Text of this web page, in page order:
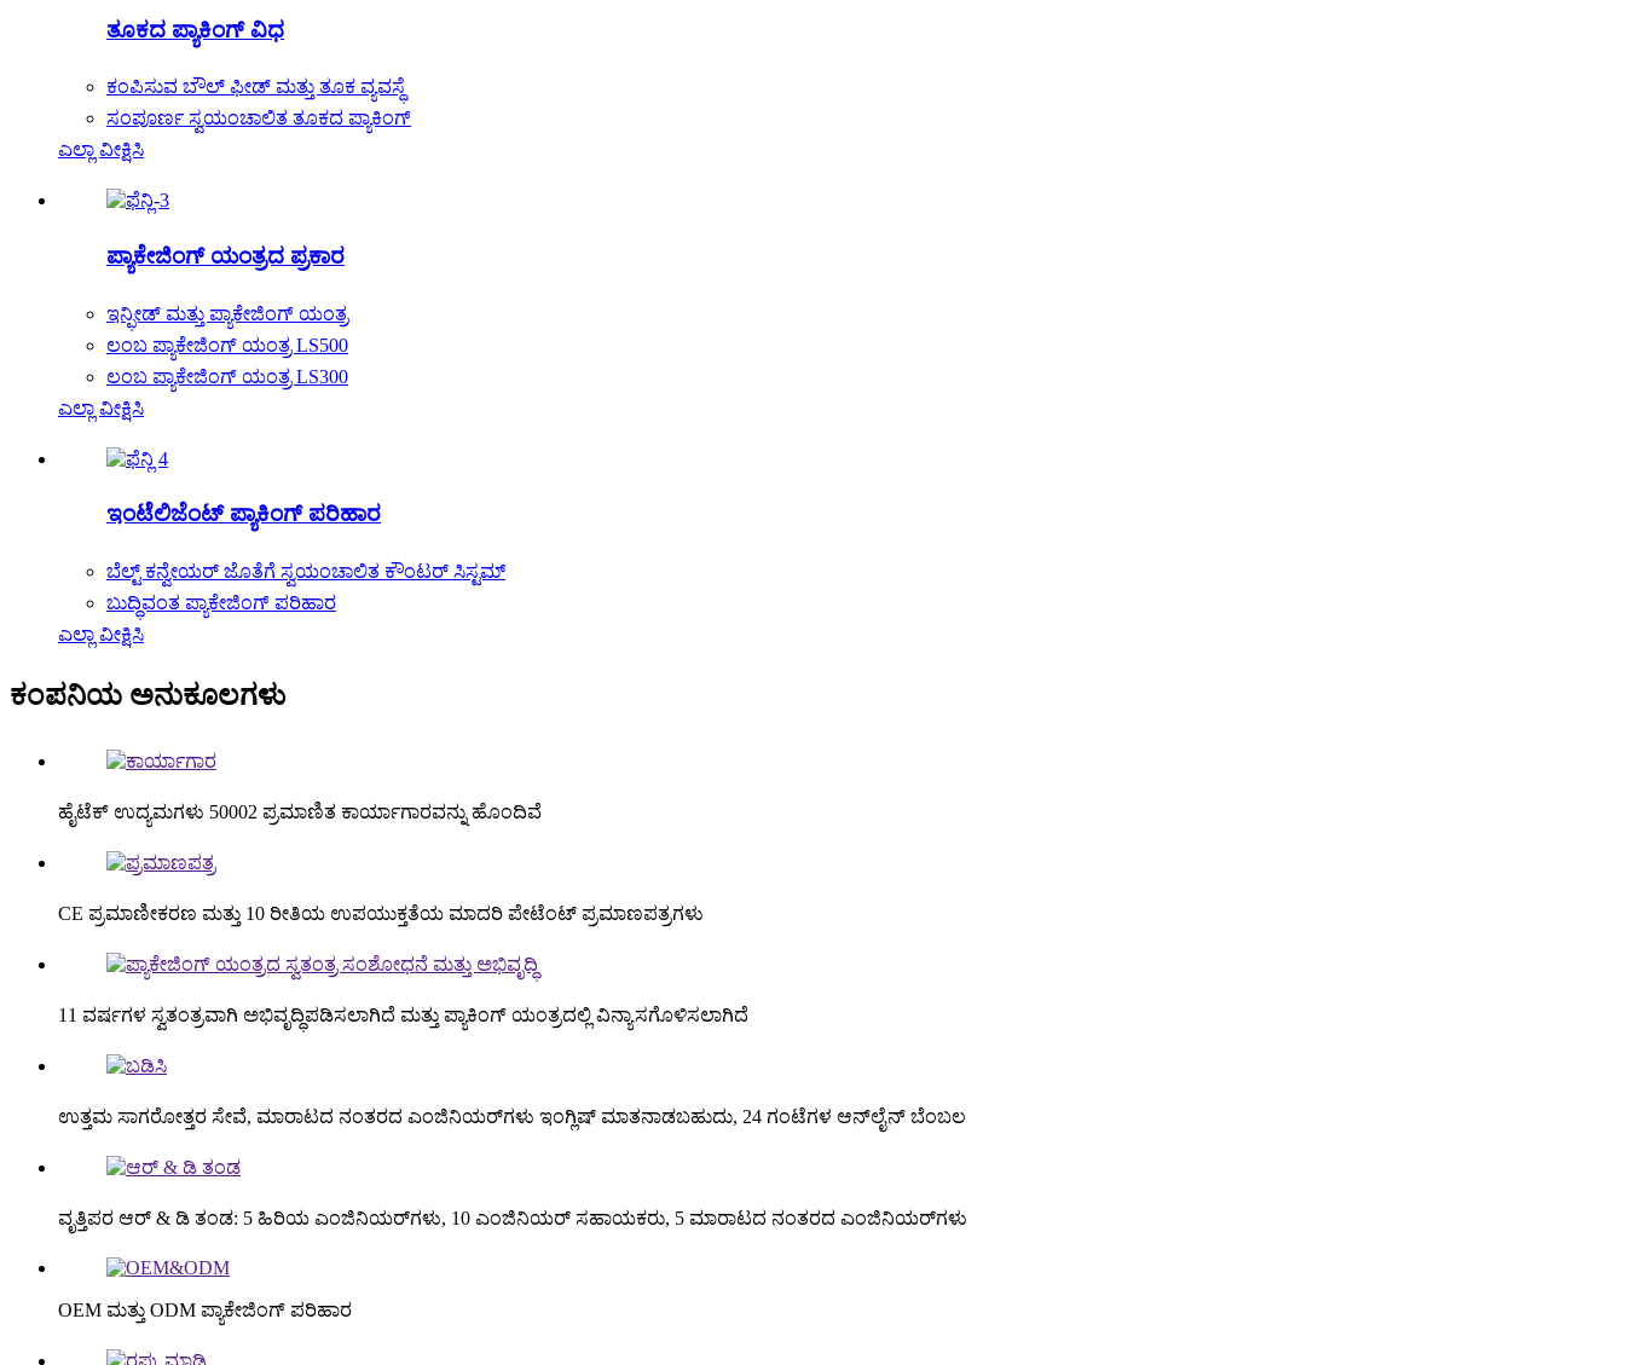
ತೂಕದ ಪ್ಯಾಕಿಂಗ್ ವಿಧ
ಕಂಪಿಸುವ ಬೌಲ್ ಫೀಡ್ ಮತ್ತು ತೂಕ ವ್ಯವಸ್ಥೆ
ಸಂಪೂರ್ಣ ಸ್ವಯಂಚಾಲಿತ ತೂಕದ ಪ್ಯಾಕಿಂಗ್
ಎಲ್ಲಾ ವೀಕ್ಷಿಸಿ
ಪ್ಯಾಕೇಜಿಂಗ್ ಯಂತ್ರದ ಪ್ರಕಾರ
ಇನ್ಫೀಡ್ ಮತ್ತು ಪ್ಯಾಕೇಜಿಂಗ್ ಯಂತ್ರ
ಲಂಬ ಪ್ಯಾಕೇಜಿಂಗ್ ಯಂತ್ರ LS500
ಲಂಬ ಪ್ಯಾಕೇಜಿಂಗ್ ಯಂತ್ರ LS300
ಎಲ್ಲಾ ವೀಕ್ಷಿಸಿ
ಇಂಟೆಲಿಜೆಂಟ್ ಪ್ಯಾಕಿಂಗ್ ಪರಿಹಾರ
ಬೆಲ್ಟ್ ಕನ್ವೇಯರ್ ಜೊತೆಗೆ ಸ್ವಯಂಚಾಲಿತ ಕೌಂಟರ್ ಸಿಸ್ಟಮ್
ಬುದ್ಧಿವಂತ ಪ್ಯಾಕೇಜಿಂಗ್ ಪರಿಹಾರ
ಎಲ್ಲಾ ವೀಕ್ಷಿಸಿ
ಕಂಪನಿಯ ಅನುಕೂಲಗಳು
ಹೈಟೆಕ್ ಉದ್ಯಮಗಳು 50002 ಪ್ರಮಾಣಿತ ಕಾರ್ಯಾಗಾರವನ್ನು ಹೊಂದಿವೆ
CE ಪ್ರಮಾಣೀಕರಣ ಮತ್ತು 10 ರೀತಿಯ ಉಪಯುಕ್ತತೆಯ ಮಾದರಿ ಪೇಟೆಂಟ್ ಪ್ರಮಾಣಪತ್ರಗಳು
11 ವರ್ಷಗಳ ಸ್ವತಂತ್ರವಾಗಿ ಅಭಿವೃದ್ಧಿಪಡಿಸಲಾಗಿದೆ ಮತ್ತು ಪ್ಯಾಕಿಂಗ್ ಯಂತ್ರದಲ್ಲಿ ವಿನ್ಯಾಸಗೊಳಿಸಲಾಗಿದೆ
ಉತ್ತಮ ಸಾಗರೋತ್ತರ ಸೇವೆ, ಮಾರಾಟದ ನಂತರದ ಎಂಜಿನಿಯರ್‌ಗಳು ಇಂಗ್ಲಿಷ್ ಮಾತನಾಡಬಹುದು, 24 ಗಂಟೆಗಳ ಆನ್‌ಲೈನ್ ಬೆಂಬಲ
ವೃತ್ತಿಪರ ಆರ್ & ಡಿ ತಂಡ: 5 ಹಿರಿಯ ಎಂಜಿನಿಯರ್‌ಗಳು, 10 ಎಂಜಿನಿಯರ್ ಸಹಾಯಕರು, 5 ಮಾರಾಟದ ನಂತರದ ಎಂಜಿನಿಯರ್‌ಗಳು
OEM ಮತ್ತು ODM ಪ್ಯಾಕೇಜಿಂಗ್ ಪರಿಹಾರ